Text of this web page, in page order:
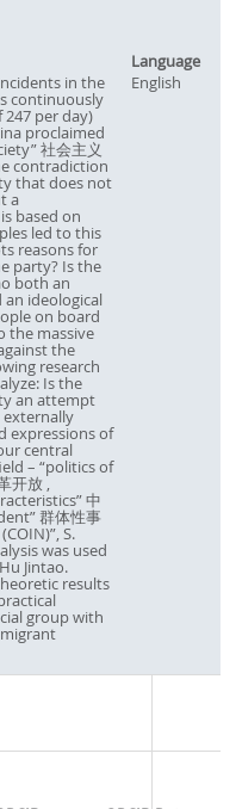
Language
in the
continuously
247 per day)
proclaimed
社会主义
contradiction
that does not
a
based on
led to this
reasons for
party? Is the
both an
ideological
on board
the massive
the
research
Is the
an attempt
expressions of
central
– “politics of
开放 ,
中
群体性事
S.
was used
Jintao.
results
group with
English